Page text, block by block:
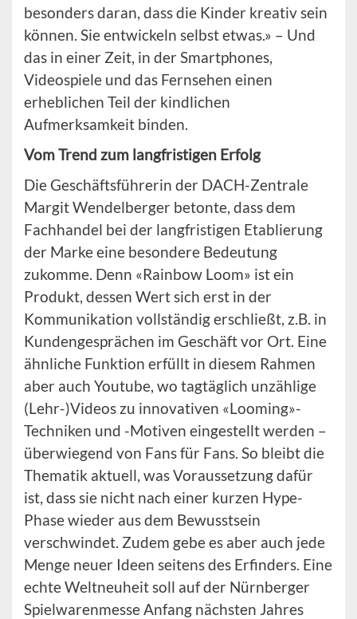
besonders daran, dass die Kinder kreativ sein
können. Sie entwickeln selbst etwas.» – Und
das in einer Zeit, in der Smartphones,
Videospiele und das Fernsehen einen
erheblichen Teil der kindlichen
Aufmerksamkeit binden.
Vom Trend zum langfristigen Erfolg
Die Geschäftsführerin der DACH-Zentrale
Margit Wendelberger betonte, dass dem
Fachhandel bei der langfristigen Etablierung
der Marke eine besondere Bedeutung
zukomme. Denn «Rainbow Loom» ist ein
Produkt, dessen Wert sich erst in der
Kommunikation vollständig erschließt, z.B. in
Kundengesprächen im Geschäft vor Ort. Eine
ähnliche Funktion erfüllt in diesem Rahmen
aber auch Youtube, wo tagtäglich unzählige
(Lehr-)Videos zu innovativen «Looming»-
Techniken und -Motiven eingestellt werden –
überwiegend von Fans für Fans. So bleibt die
Thematik aktuell, was Voraussetzung dafür
ist, dass sie nicht nach einer kurzen Hype-
Phase wieder aus dem Bewusstsein
verschwindet. Zudem gebe es aber auch jede
Menge neuer Ideen seitens des Erfinders. Eine
echte Weltneuheit soll auf der Nürnberger
Spielwarenmesse Anfang nächsten Jahres